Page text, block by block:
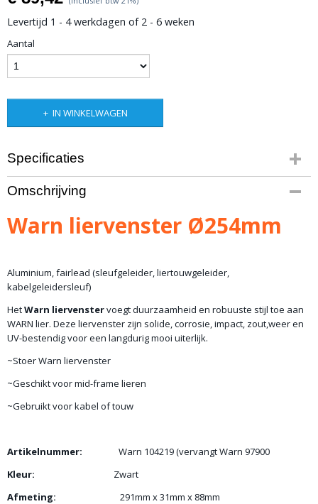
Levertijd 1 - 4 werkdagen of 2 - 6 weken
Aantal
IN WINKELWAGEN
Specificaties
Productcode leverancier
104219
Bruto gewicht
4,00 Kg
Omschrijving
Warn liervenster Ø254mm
Aluminium, fairlead (sleufgeleider, liertouwgeleider,
kabelgeleidersleuf)
HetWarn liervenstervoegt duurzaamheid en robuuste stijl toe aan
WARN lier. Deze liervenster zijn solide, corrosie, impact, zout,weer en
UV-bestendig voor een langdurig mooi uiterlijk.
~Stoer Warn liervenster
~Geschikt voor mid-frame lieren
~Gebruikt voor kabel of touw
Artikelnummer: Warn 104219 (vervangt Warn 97900
Kleur: Zwart
Afmeting: 291mm x 31mm x 88mm